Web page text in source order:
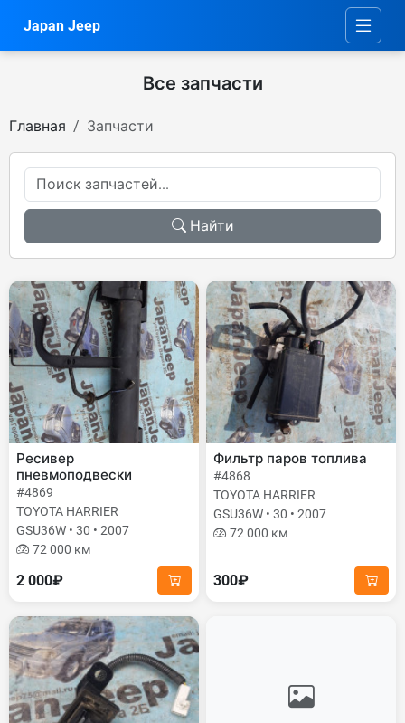
Japan Jeep
Все запчасти
Главная Запчасти
Найти
Ресивер
пневмоподвески
#4869
TOYOTA HARRIER
GSU36W • 30 • 2007
72 000 км
2 000₽
Фильтр паров топлива
#4868
TOYOTA HARRIER
GSU36W • 30 • 2007
72 000 км
300₽